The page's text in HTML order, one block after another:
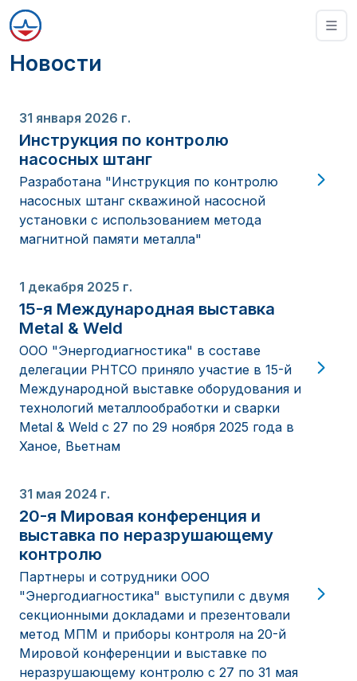
Новости
31 января 2026 г.
Инструкция по контролю
насосных штанг
Разработана "Инструкция по контролю
насосных штанг скважиной насосной
установки с использованием метода
магнитной памяти металла"
1 декабря 2025 г.
15-я Международная выставка
Metal & Weld
ООО "Энергодиагностика" в составе
делегации РНТСО приняло участие в 15-й
Международной выставке оборудования и
технологий металлообработки и сварки
Metal & Weld с 27 по 29 ноября 2025 года в
Ханое, Вьетнам
31 мая 2024 г.
20-я Мировая конференция и
выставка по неразрушающему
контролю
Партнеры и сотрудники ООО
"Энергодиагностика" выступили с двумя
секционными докладами и презентовали
метод МПМ и приборы контроля на 20-й
Мировой конференции и выставке по
неразрушающему контролю с 27 по 31 мая